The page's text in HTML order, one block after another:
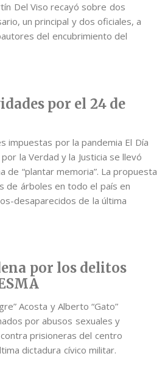
Del Viso recayó sobre dos
un principal y dos oficiales, a
del encubrimiento del
por el 24 de
impuestas por la pandemia El Día
la Verdad y la Justicia se llevó
de “plantar memoria”. La propuesta
de árboles en todo el país en
desaparecidos de la última
por los delitos
Acosta y Alberto “Gato”
por abusos sexuales y
prisioneras del centro
dictadura cívico militar.